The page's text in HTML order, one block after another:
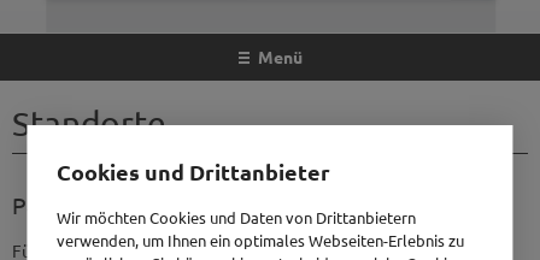
Cookies und Drittanbieter
Wir möchten Cookies und Daten von Drittanbietern
verwenden, um Ihnen ein optimales Webseiten-Erlebnis zu
Menü
Standorte
Paderborn
Fürstenallee 40
Emsdetten
Elbersstraße 2-4